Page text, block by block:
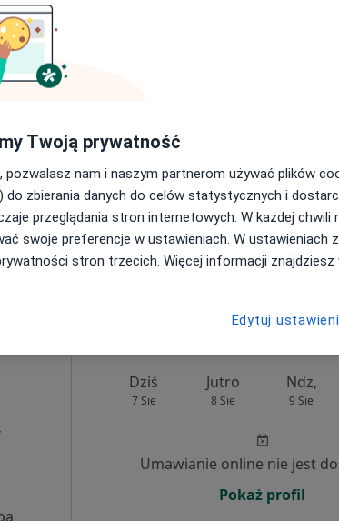
Umawianie online nie jest
Poproś o wizytę
Dziś
7 Sie
Jutro
8 Sie
Ndz,
9 Sie
Umawianie online nie jest
Pokaż profil
Twoją prywatność
pozwalasz nam i naszym partnerom używać plików
do zbierania danych do celów statystycznych i
przeglądania stron internetowych. W każdej chwili
swoje preferencje w ustawieniach. W ustawieniach
stron trzecich. Więcej informacji znajdziesz
Edytuj